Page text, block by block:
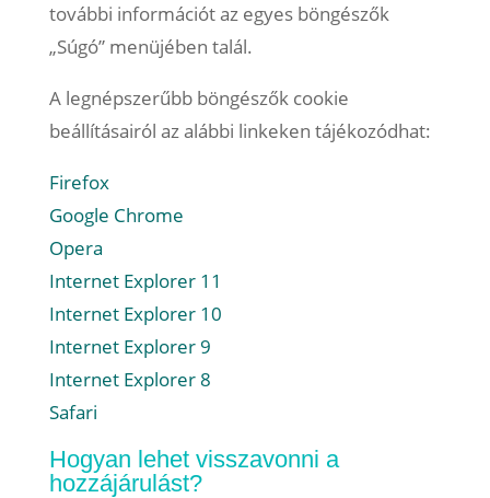
további információt az egyes böngészők
„Súgó” menüjében talál.
A legnépszerűbb böngészők cookie
beállításairól az alábbi linkeken tájékozódhat:
Firefox
Google Chrome
Opera
Internet Explorer 11
Internet Explorer 10
Internet Explorer 9
Internet Explorer 8
Safari
Hogyan lehet visszavonni a
hozzájárulást?